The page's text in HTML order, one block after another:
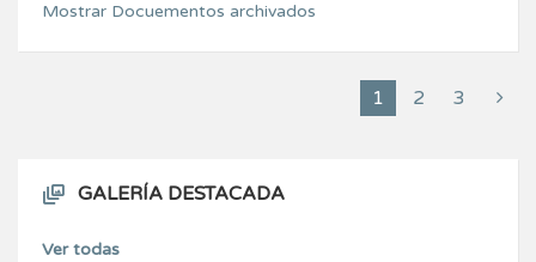
Mostrar Docuementos archivados
1 2 3
GALERÍA DESTACADA
Ver todas